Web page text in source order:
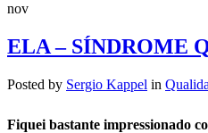
nov
ELA – SÍNDROME
Posted by Sergio Kappel in
Fiquei bastante impressionado